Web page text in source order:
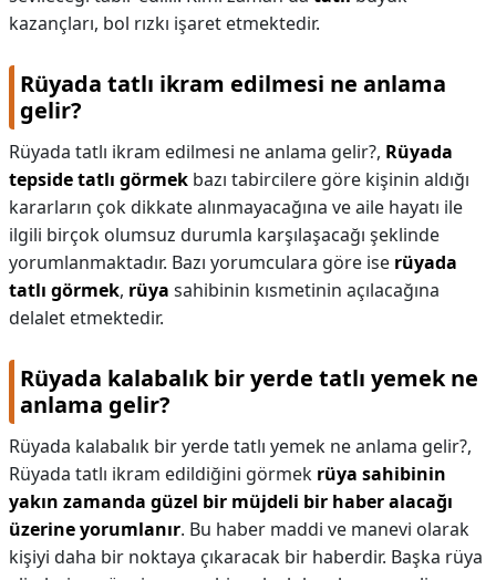
kazançları, bol rızkı işaret etmektedir.
Rüyada tatlı ikram edilmesi ne anlama
gelir?
Rüyada tatlı ikram edilmesi ne anlama gelir?, Rüyada
tepside tatlı görmek bazı tabircilere göre kişinin aldığı
kararların çok dikkate alınmayacağına ve aile hayatı ile
ilgili birçok olumsuz durumla karşılaşacağı şeklinde
yorumlanmaktadır. Bazı yorumculara göre ise rüyada
tatlı görmek, rüya sahibinin kısmetinin açılacağına
delalet etmektedir.
Rüyada kalabalık bir yerde tatlı yemek ne
anlama gelir?
Rüyada kalabalık bir yerde tatlı yemek ne anlama gelir?,
Rüyada tatlı ikram edildiğini görmek rüya sahibinin
yakın zamanda güzel bir müjdeli bir haber alacağı
üzerine yorumlanır. Bu haber maddi ve manevi olarak
kişiyi daha bir noktaya çıkaracak bir haberdir. Başka rüya